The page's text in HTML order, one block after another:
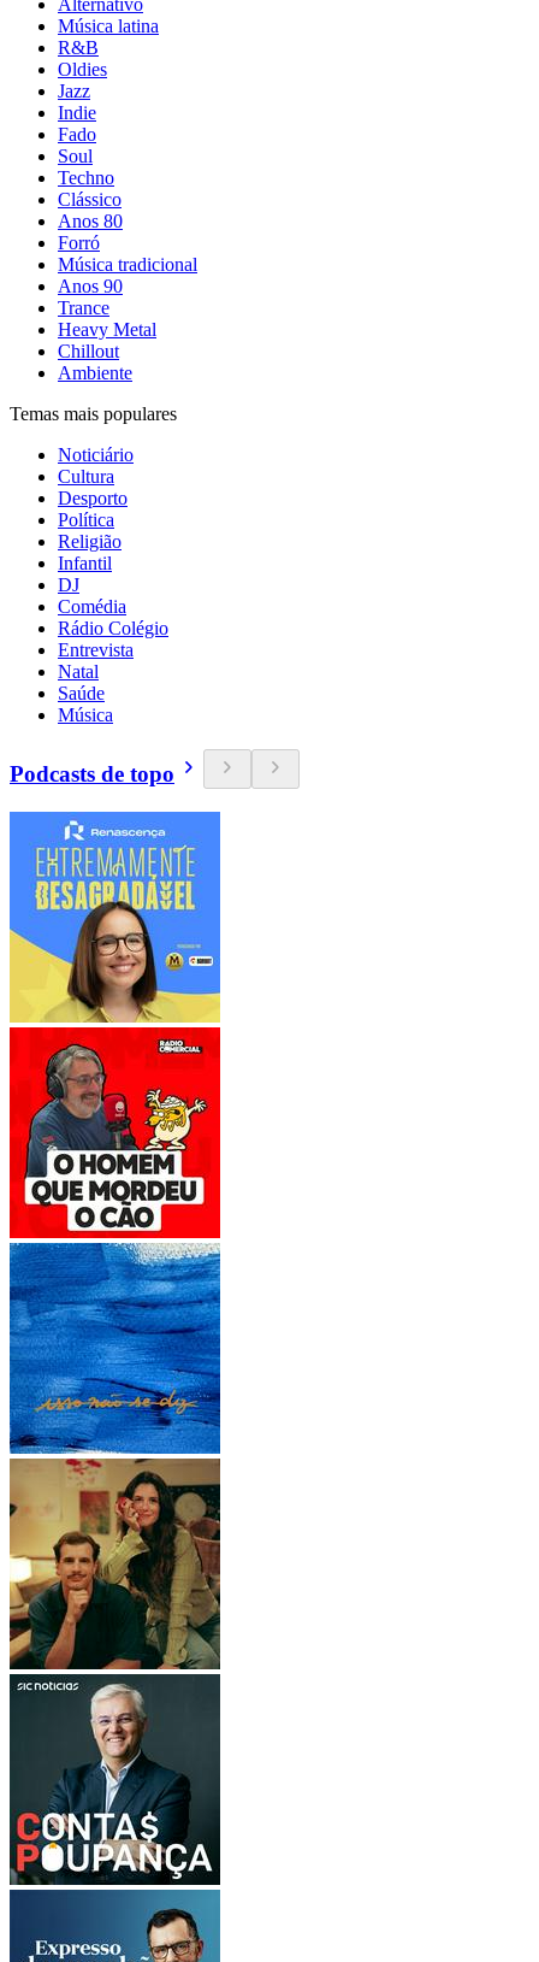
Alternativo
Música latina
R&B
Oldies
Jazz
Indie
Fado
Soul
Techno
Clássico
Anos 80
Forró
Música tradicional
Anos 90
Trance
Heavy Metal
Chillout
Ambiente
Temas mais populares
Noticiário
Cultura
Desporto
Política
Religião
Infantil
DJ
Comédia
Rádio Colégio
Entrevista
Natal
Saúde
Música
Podcasts de topo